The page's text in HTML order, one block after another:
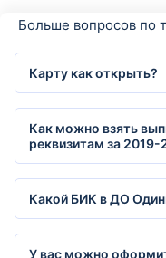
Больше вопросов по
Карту как открыть?
Как можно взять
реквизитам за 2019-
Какой БИК в ДО
У вас можно